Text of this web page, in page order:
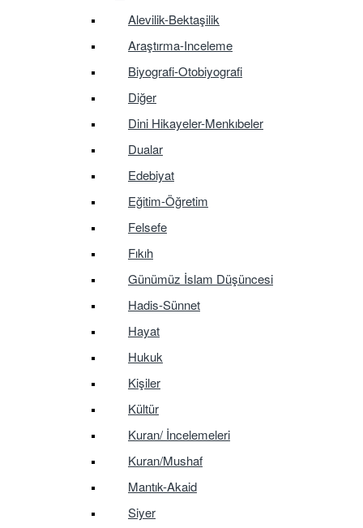
Alevilik-Bektaşilik
Araştırma-Inceleme
Biyografi-Otobiyografi
Diğer
Dini Hikayeler-Menkıbeler
Dualar
Edebiyat
Eğitim-Öğretim
Felsefe
Fıkıh
Günümüz İslam Düşüncesi
Hadis-Sünnet
Hayat
Hukuk
Kişiler
Kültür
Kuran/ İncelemeleri
Kuran/Mushaf
Mantık-Akaid
Siyer